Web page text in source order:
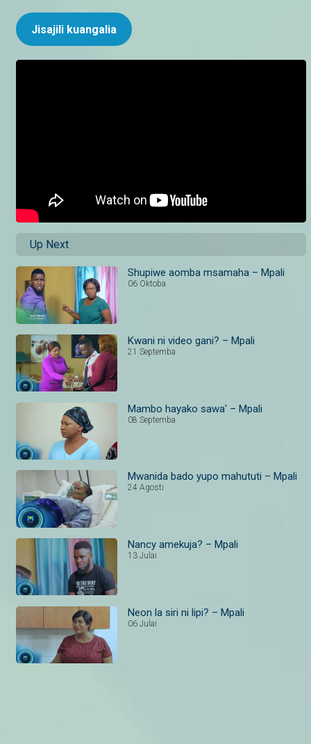
Jisajili kuangalia
Up Next
Shupiwe aomba msamaha – Mpali
06 Oktoba
Kwani ni video gani? – Mpali
21 Septemba
Mambo hayako sawa' – Mpali
08 Septemba
Mwanida bado yupo mahututi – Mpali
24 Agosti
Nancy amekuja? – Mpali
13 Julai
Neon la siri ni lipi? – Mpali
06 Julai